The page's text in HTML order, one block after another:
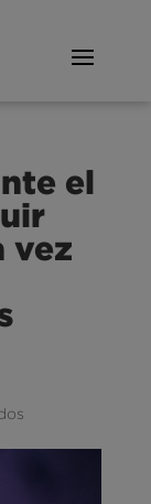
el
vez